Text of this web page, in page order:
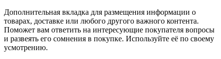
Дополнительная вкладка для размещения информации о
товарах, доставке или любого другого важного контента.
Поможет вам ответить на интересующие покупателя вопросы
и развеять его сомнения в покупке. Используйте её по своему
усмотрению.